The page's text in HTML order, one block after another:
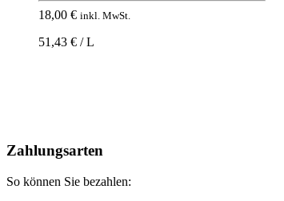
18,00 € inkl. MwSt.
51,43 € / L
oben
Zahlungsarten
So können Sie bezahlen: